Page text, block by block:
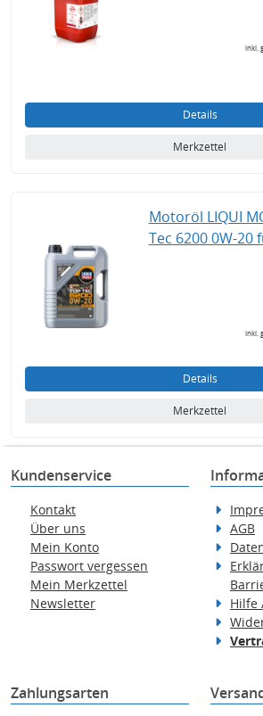
inkl.
Details
Merkzettel
Motoröl LIQUI
Tec 6200 0W-20
inkl.
Details
Merkzettel
Kundenservice
Kontakt
Über uns
Mein Konto
Passwort vergessen
Mein Merkzettel
Newsletter
AGB
Hilfe
Zahlungsarten